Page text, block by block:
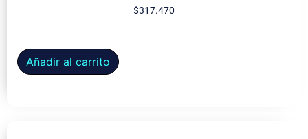
$317.470
Añadir al carrito